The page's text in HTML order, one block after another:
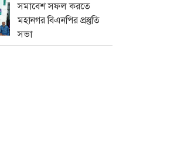
সমাবেশ সফল করতে
মহানগর বিএনপির প্রস্তুতি
সভা